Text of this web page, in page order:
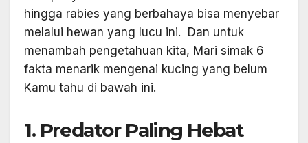
hingga rabies yang berbahaya bisa menyebar
melalui hewan yang lucu ini. Dan untuk
menambah pengetahuan kita, Mari simak 6
fakta menarik mengenai kucing yang belum
Kamu tahu di bawah ini.
1. Predator Paling Hebat